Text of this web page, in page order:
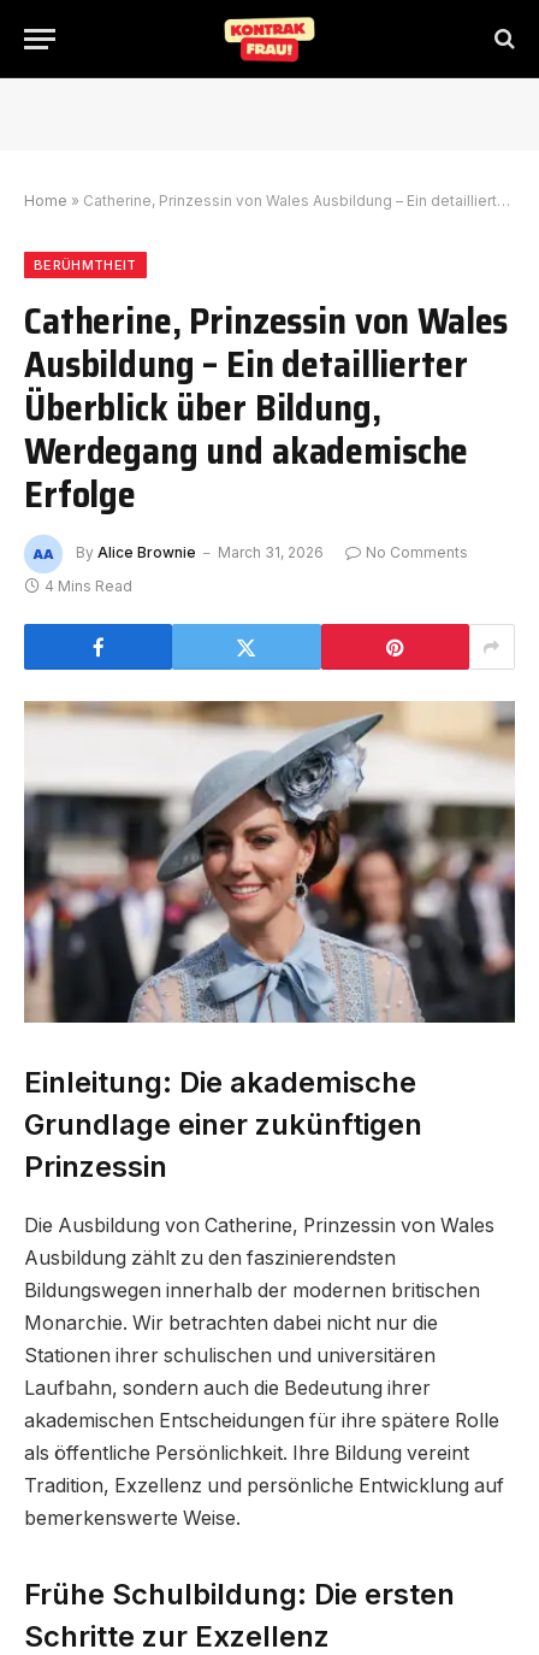
Home » Catherine, Prinzessin von Wales Ausbildung – Ein detaillierter Überblick über Bildung, Werdegang und akademische Erfolge
BERÜHMTHEIT
Catherine, Prinzessin von Wales
Ausbildung – Ein detaillierter
Überblick über Bildung,
Werdegang und akademische
Erfolge
By Alice Brownie March 31, 2026
No Comments
4 Mins Read
Einleitung: Die akademische
Grundlage einer zukünftigen
Prinzessin
Die Ausbildung von Catherine, Prinzessin von Wales
Ausbildung zählt zu den faszinierendsten
Bildungswegen innerhalb der modernen britischen
Monarchie. Wir betrachten dabei nicht nur die
Stationen ihrer schulischen und universitären
Laufbahn, sondern auch die Bedeutung ihrer
akademischen Entscheidungen für ihre spätere Rolle
als öffentliche Persönlichkeit. Ihre Bildung vereint
Tradition, Exzellenz und persönliche Entwicklung auf
bemerkenswerte Weise.
Frühe Schulbildung: Die ersten
Schritte zur Exzellenz